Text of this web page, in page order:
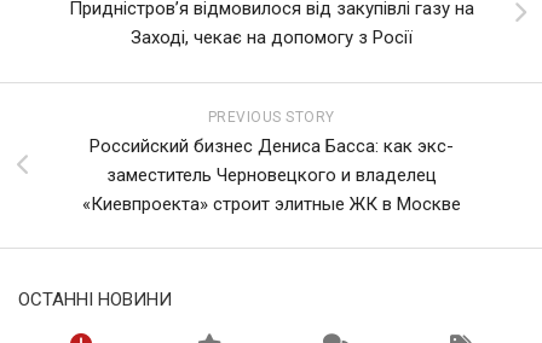
Придністров’я відмовилося від закупівлі газу на
Заході, чекає на допомогу з Росії
PREVIOUS STORY
Российский бизнес Дениса Басса: как экс-
заместитель Черновецкого и владелец
«Киевпроекта» строит элитные ЖК в Москве
ОСТАННІ НОВИНИ